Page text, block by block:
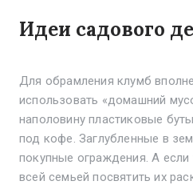
Идеи садового
Для обрамления клумб
использовать «домашний
наполовину пластиковые
под кофе. Заглубленные в
покупные ограждения. А
всей семьей посвятить их